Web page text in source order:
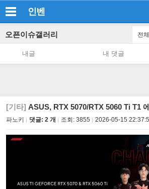
인벤
오픈이슈갤러리 전
내글 내 댓글
[기타] ASUS, RTX 5070/RTX 5060 Ti T1
파노키 댓글: 2 개 조회: 3855 2026-05-15